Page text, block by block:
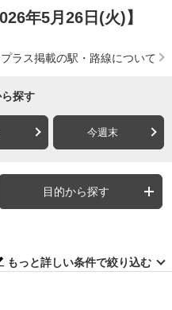
年5月26日(火)】
ラス掲載の駅・路線について
探す
今週末
目的から探す
もっと詳しい条件で絞り込む